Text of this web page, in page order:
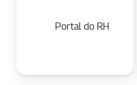
Portal do RH